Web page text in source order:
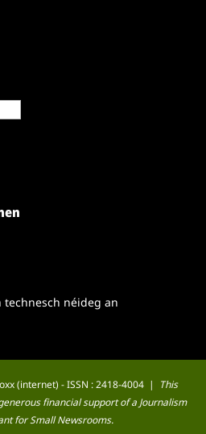
technesch néideg an
(internet) - ISSN : 2418-4004 |
This
financial support of a Journalism
for Small Newsrooms.